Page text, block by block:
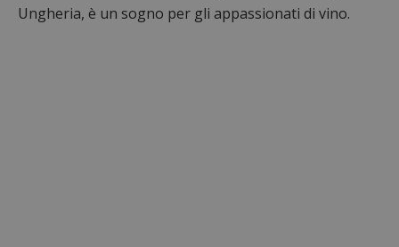
Ungheria, è un sogno per gli appassionati di vino.